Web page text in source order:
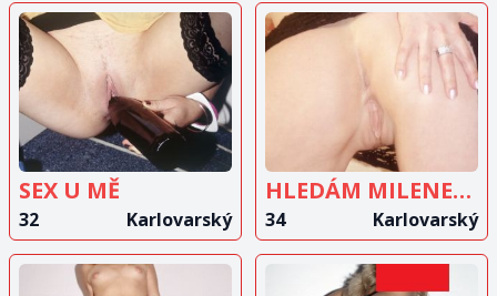
ZOBRAZIT
INZERÁT
SEX U MĚ
32 Karlovarský
ZOBRAZIT
INZERÁT
HLEDÁM MILENECKÝ VZTAH SE STARŠÍM MUŽEM
34 Karlovarský